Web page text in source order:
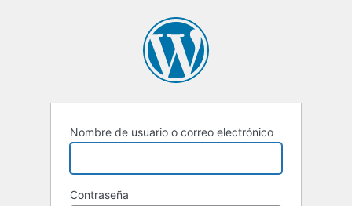
Nombre de usuario o correo electrónico
Contraseña